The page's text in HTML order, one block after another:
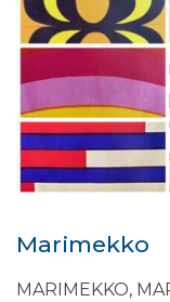
Marimekko
MARIMEKKO,